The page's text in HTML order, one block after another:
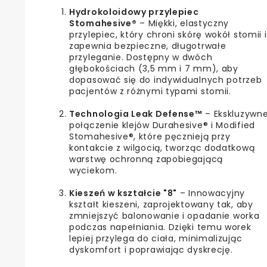
Hydrokoloidowy przylepiec
Stomahesive® – Miękki, elastyczny
przylepiec, który chroni skórę wokół stomii i
zapewnia bezpieczne, długotrwałe
przyleganie. Dostępny w dwóch
głębokościach (3,5 mm i 7 mm), aby
dopasować się do indywidualnych potrzeb
pacjentów z różnymi typami stomii.
Technologia Leak Defense™ –
połączenie klejów Durahesive® i Modified
Stomahesive®, które pęcznieją przy
kontakcie z wilgocią, tworząc dodatkową
warstwę ochronną zapobiegającą
wyciekom.
Kieszeń w kształcie "8" – Innowacyjny
kształt kieszeni, zaprojektowany tak, aby
zmniejszyć balonowanie i opadanie worka
podczas napełniania. Dzięki temu worek
lepiej przylega do ciała, minimalizując
dyskomfort i poprawiając dyskrecję.